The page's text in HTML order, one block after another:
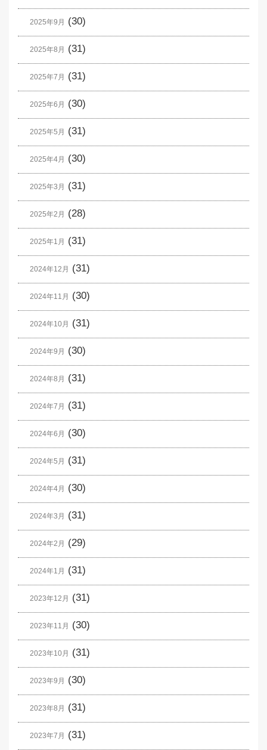
2025年9月 (30)
2025年8月 (31)
2025年7月 (31)
2025年6月 (30)
2025年5月 (31)
2025年4月 (30)
2025年3月 (31)
2025年2月 (28)
2025年1月 (31)
2024年12月 (31)
2024年11月 (30)
2024年10月 (31)
2024年9月 (30)
2024年8月 (31)
2024年7月 (31)
2024年6月 (30)
2024年5月 (31)
2024年4月 (30)
2024年3月 (31)
2024年2月 (29)
2024年1月 (31)
2023年12月 (31)
2023年11月 (30)
2023年10月 (31)
2023年9月 (30)
2023年8月 (31)
2023年7月 (31)